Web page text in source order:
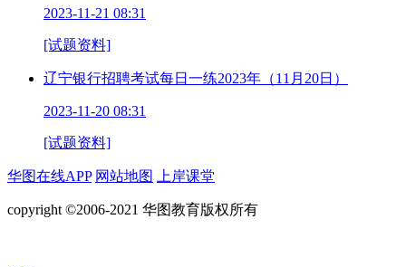
2023-11-21 08:31
[试题资料]
辽宁银行招聘考试每日一练2023年（11月20日）
2023-11-20 08:31
[试题资料]
华图在线APP 网站地图 上岸课堂
copyright ©2006-2021 华图教育版权所有